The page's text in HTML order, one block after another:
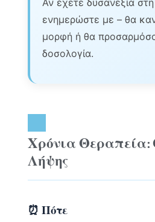
ενημερώστε με – θα
μορφή ή θα
δοσολογία.
Χρόνια Θεραπεία:
Λήψης
⏰ Πότε